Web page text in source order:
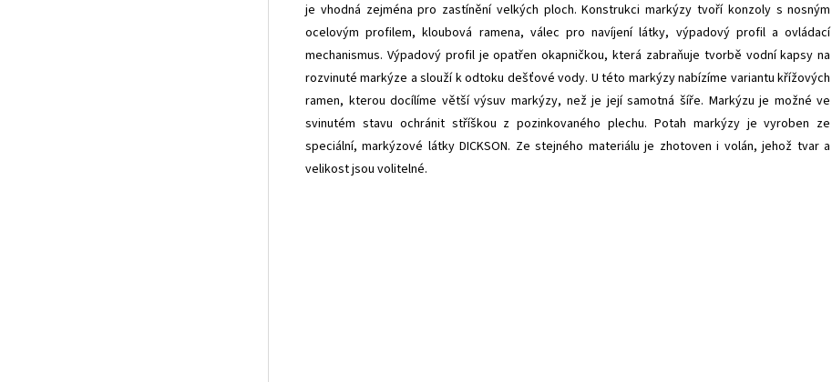
je vhodná zejména pro zastínění velkých ploch. Konstrukci markýzy tvoří konzoly s nosným
ocelovým profilem, kloubová ramena, válec pro navíjení látky, výpadový profil a ovládací
mechanismus. Výpadový profil je opatřen okapničkou, která zabraňuje tvorbě vodní kapsy na
rozvinuté markýze a slouží k odtoku dešťové vody. U této markýzy nabízíme variantu křížových
ramen, kterou docílíme větší výsuv markýzy, než je její samotná šíře. Markýzu je možné ve
svinutém stavu ochránit stříškou z pozinkovaného plechu. Potah markýzy je vyroben ze
speciální, markýzové látky DICKSON. Ze stejného materiálu je zhotoven i volán, jehož tvar a
velikost jsou volitelné.